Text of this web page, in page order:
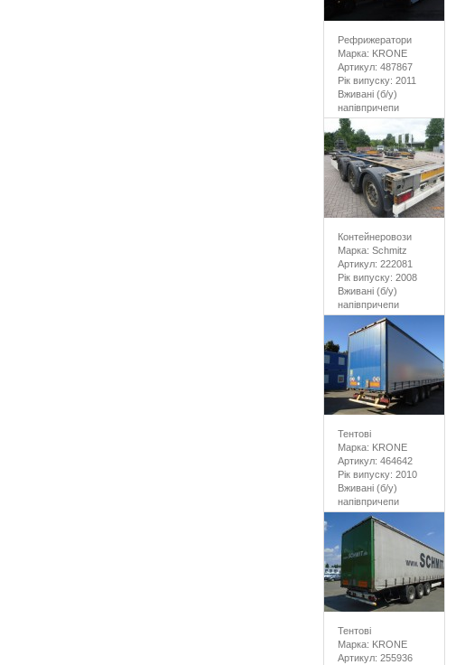
Рефрижератори
Марка: KRONE
Артикул: 487867
Рік випуску: 2011
Вживані (б/у)
напівпричепи
Контейнеровози
Марка: Schmitz
Артикул: 222081
Рік випуску: 2008
Вживані (б/у)
напівпричепи
Тентові
Марка: KRONE
Артикул: 464642
Рік випуску: 2010
Вживані (б/у)
напівпричепи
Тентові
Марка: KRONE
Артикул: 255936